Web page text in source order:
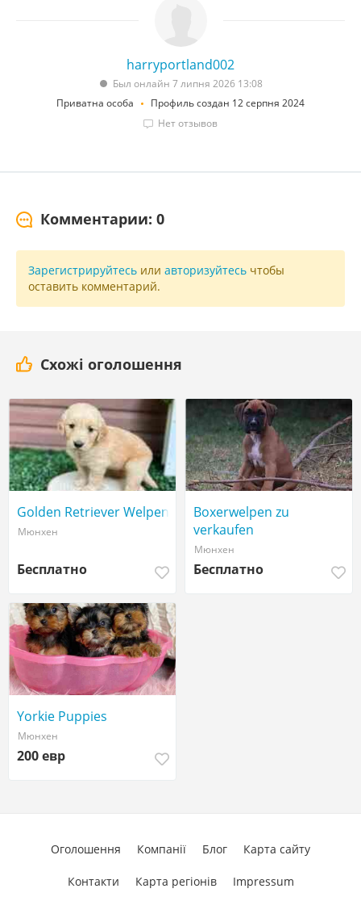
harryportland002
Был онлайн 7 липня 2026 13:08
Приватна особа
Профиль создан 12 серпня 2024
Нет отзывов
Комментарии: 0
Зарегистрируйтесь или авторизуйтесь чтобы
оставить комментарий.
Схожі оголошення
Golden Retriever Welpen
Мюнхен
Бесплатно
Boxerwelpen zu
verkaufen
Мюнхен
Бесплатно
Yorkie Puppies
Мюнхен
200 евр
Оголошення Компанії Блог Карта сайту
Контакти Карта регіонів Impressum